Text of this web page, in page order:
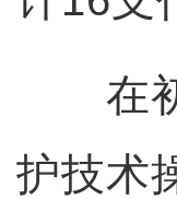
在初
护技术